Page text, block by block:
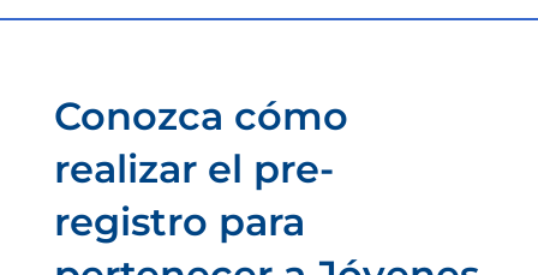
Conozca cómo
realizar el pre-
registro para